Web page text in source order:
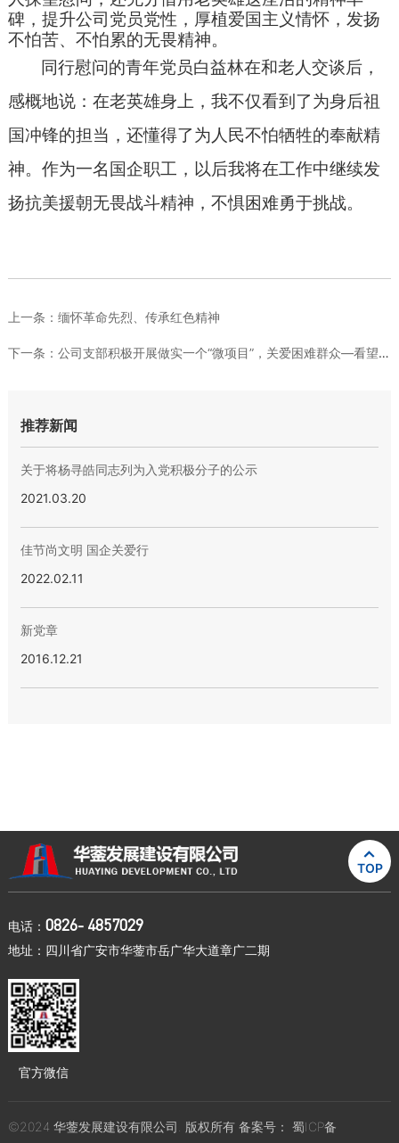
碑，提升公司党员党性，厚植爱国主义情怀，发扬
不怕苦、不怕累的无畏精神。
同行慰问的青年党员白益林在和老人交谈后，
感概地说：在老英雄身上，我不仅看到了为身后祖
国冲锋的担当，还懂得了为人民不怕牺牲的奉献精
神。作为一名国企职工，以后我将在工作中继续发
扬抗美援朝无畏战斗精神，不惧困难勇于挑战。
上一条： 缅怀革命先烈、传承红色精神
下一条： 公司支部积极开展做实一个“微项目”，关爱困难群众—看望困难群...
推荐新闻
关于将杨寻皓同志列为入党积极分子的公示
2021.03.20
佳节尚文明 国企关爱行
2022.02.11
新党章
2016.12.21

TOP
电话： 0826- 4857029
地址：四川省广安市华蓥市岳广华大道章广二期
官方微信
©2024 华蓥发展建设有限公司. 版权所有 备案号： 蜀ICP备